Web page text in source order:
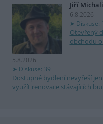
Jiří
6.8.2026
Diskuse:
Otevřený
obchodu
5.8.2026
Diskuse: 39
Dostupné bydlení nevyřeší
využít renovace stávajících